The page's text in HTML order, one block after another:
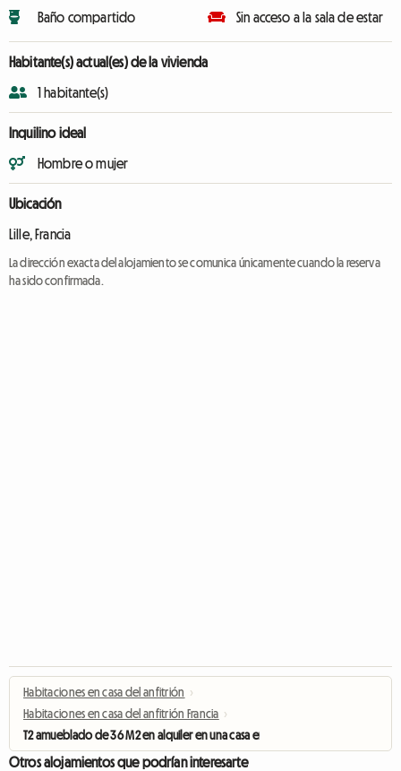
Baño compartido
Sin acceso a la sala de estar
Habitante(s) actual(es) de la vivienda
1 habitante(s)
Inquilino ideal
Hombre o mujer
Ubicación
Lille, Francia
La dirección exacta del alojamiento se comunica únicamente cuando la reserva
ha sido confirmada.
Habitaciones en casa del anfitrión ›
Habitaciones en casa del anfitrión Francia ›
T2 amueblado de 36 M2 en alquiler en una casa en Lille
Otros alojamientos que podrían interesarte